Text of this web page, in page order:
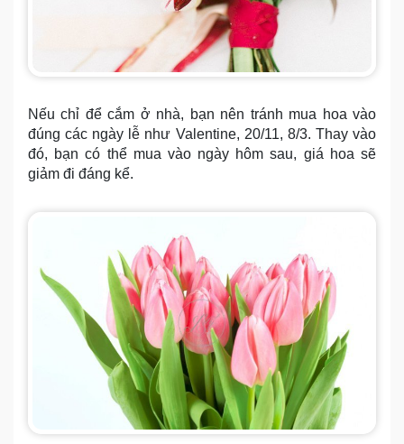
Nếu chỉ để cắm ở nhà, bạn nên tránh mua hoa vào
đúng các ngày lễ như Valentine, 20/11, 8/3. Thay vào
đó, bạn có thể mua vào ngày hôm sau, giá hoa sẽ
giảm đi đáng kể.